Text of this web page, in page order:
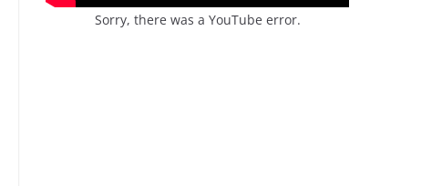
Sorry, there was a YouTube error.